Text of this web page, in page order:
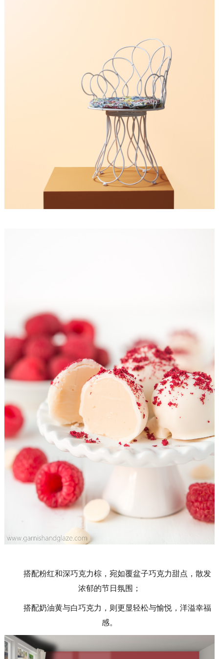
搭配粉红和深巧克力棕，宛如覆盆子巧克力甜点，散发
浓郁的节日氛围；
搭配奶油黄与白巧克力，则更显轻松与愉悦，洋溢幸福
感。